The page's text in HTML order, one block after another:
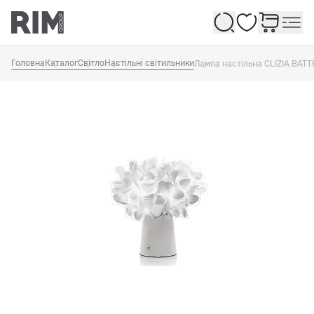
Обране
Головна КаталогСвітлоНастільні світильникиЛампа настільна CLIZIA